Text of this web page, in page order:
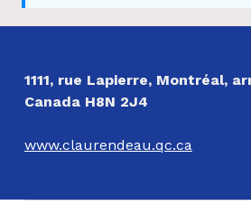
Revenir à la navigation principale
1111, rue Lapierre, Montréal,
Canada H8N 2J4
www.claurendeau.qc.ca